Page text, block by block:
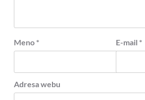
Meno * E-mail *
Adresa webu